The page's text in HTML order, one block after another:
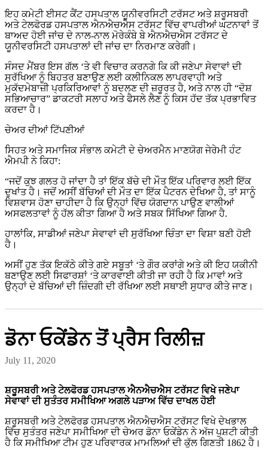
ਇਹ ਕਮੇਟੀ ਈਸਟ ਕੈਂਟ ਹਸਪਤਾਲ ਯੂਨੀਵਰਸਿਟੀ ਟਰੱਸਟ ਅਤੇ ਸ਼ਰੂਸਬਰੀ
ਅਤੇ ਟੇਲਫੋਰਡ ਹਸਪਤਾਲ ਐਨਐਚਐਸ ਟਰੱਸਟ ਵਿੱਚ ਵਾਪਰੀਆਂ ਘਟਨਾਵਾਂ ਤੋਂ
ਬਾਅਦ ਹੋਈ ਜਾਂਚ ਦੇ ਨਾਲ-ਨਾਲ ਮੋਰੇਕੰਬੇ ਬੇ ਐਨਐਚਐਸ ਟਰੱਸਟ ਦੇ
ਯੂਨੀਵਰਸਿਟੀ ਹਸਪਤਾਲਾਂ ਦੀ ਜਾਂਚ ਦਾ ਨਿਰਮਾਣ ਕਰੇਗੀ।
ਸੰਸਦ ਮੈਂਬਰ ਇਸ ਗੱਲ ‘ਤੇ ਵੀ ਵਿਚਾਰ ਕਰਨਗੇ ਕਿ ਕੀ ਜਣੇਪਾ ਸੇਵਾਵਾਂ ਦੀ
ਸੁਰੱਖਿਆ ਨੂੰ ਬਿਹਤਰ ਬਣਾਉਣ ਲਈ ਕਲੀਨਿਕਲ ਲਾਪਰਵਾਹੀ ਅਤੇ
ਮੁਕੱਦਮੇਬਾਜ਼ੀ ਪ੍ਰਕਿਰਿਆਵਾਂ ਨੂੰ ਬਦਲਣ ਦੀ ਜ਼ਰੂਰਤ ਹੈ, ਅਤੇ ਨਾਲ ਹੀ “ਦੋਸ਼
ਸਭਿਆਚਾਰ” ਡਾਕਟਰੀ ਸਲਾਹ ਅਤੇ ਫੈਸਲੇ ਲੈਣ ਨੂੰ ਕਿਸ ਹੱਦ ਤੱਕ ਪ੍ਰਭਾਵਿਤ
ਕਰਦਾ ਹੈ।
ਚੇਅਰ ਦੀਆਂ ਟਿੱਪਣੀਆਂ
ਸਿਹਤ ਅਤੇ ਸਮਾਜਿਕ ਸੰਭਾਲ ਕਮੇਟੀ ਦੇ ਚੇਅਰਮੈਨ ਮਾਣਯੋਗ ਜੇਰੇਮੀ ਹੰਟ
ਐਮਪੀ ਨੇ ਕਿਹਾ:
“ਜਦੋਂ ਕੁਝ ਗਲਤ ਹੋ ਜਾਂਦਾ ਹੈ ਤਾਂ ਇੱਕ ਬੱਚੇ ਦੀ ਮੌਤ ਇੱਕ ਪਰਿਵਾਰ ਲਈ ਇੱਕ
ਦੁਖਾਂਤ ਹੈ। ਜਦੋਂ ਅਸੀਂ ਬੱਚਿਆਂ ਦੀ ਮੌਤ ਦਾ ਇੱਕ ਪੈਟਰਨ ਦੇਖਿਆ ਹੈ, ਤਾਂ ਸਾਨੂੰ
ਵਿਸ਼ਵਾਸ ਹੋਣਾ ਚਾਹੀਦਾ ਹੈ ਕਿ ਉਨ੍ਹਾਂ ਵਿੱਚ ਯੋਗਦਾਨ ਪਾਉਣ ਵਾਲੀਆਂ
ਅਸਫਲਤਾਵਾਂ ਨੂੰ ਹੱਲ ਕੀਤਾ ਗਿਆ ਹੈ ਅਤੇ ਸਬਕ ਸਿੱਖਿਆ ਗਿਆ ਹੈ.
ਹਾਲਾਂਕਿ, ਸਾਡੀਆਂ ਜਣੇਪਾ ਸੇਵਾਵਾਂ ਦੀ ਸੁਰੱਖਿਆ ਚਿੰਤਾ ਦਾ ਵਿਸ਼ਾ ਬਣੀ ਹੋਈ
ਹੈ।
ਅਸੀਂ ਹੁਣ ਤੱਕ ਇਕੱਠੇ ਕੀਤੇ ਗਏ ਸਬੂਤਾਂ ‘ਤੇ ਗੌਰ ਕਰਾਂਗੇ ਅਤੇ ਕੀ ਇਹ ਯਕੀਨੀ
ਬਣਾਉਣ ਲਈ ਸਿਫਾਰਸ਼ਾਂ ‘ਤੇ ਕਾਰਵਾਈ ਕੀਤੀ ਜਾ ਰਹੀ ਹੈ ਕਿ ਮਾਵਾਂ ਅਤੇ
ਉਨ੍ਹਾਂ ਦੇ ਬੱਚਿਆਂ ਦੀ ਜ਼ਿੰਦਗੀ ਦੀ ਰੱਖਿਆ ਲਈ ਸਥਾਈ ਸੁਧਾਰ ਕੀਤੇ ਜਾਣ।
ਡੋਨਾ ਓਕੇਂਡੇਨ ਤੋਂ ਪ੍ਰੈਸ ਰਿਲੀਜ਼
July 11, 2020
ਸ਼ਰੂਸਬਰੀ ਅਤੇ ਟੇਲਫੋਰਡ ਹਸਪਤਾਲ ਐਨਐਚਐਸ ਟਰੱਸਟ ਵਿਖੇ ਜਣੇਪਾ
ਸੇਵਾਵਾਂ ਦੀ ਸੁਤੰਤਰ ਸਮੀਖਿਆ ਅਗਲੇ ਪੜਾਅ ਵਿੱਚ ਦਾਖਲ ਹੋਈ
ਸ਼ਰੂਸਬਰੀ ਅਤੇ ਟੇਲਫੋਰਡ ਹਸਪਤਾਲ ਐਨਐਚਐਸ ਟਰੱਸਟ ਵਿਖੇ ਦੇਖਭਾਲ
ਵਿੱਚ ਸੁਤੰਤਰ ਜਣੇਪਾ ਸਮੀਖਿਆ ਦੀ ਚੇਅਰ ਡੋਨਾ ਓਕੇਂਡੇਨ ਨੇ ਅੱਜ ਪੁਸ਼ਟੀ ਕੀਤੀ
ਹੈ ਕਿ ਸਮੀਖਿਆ ਟੀਮ ਹੁਣ ਪਰਿਵਾਰਕ ਮਾਮਲਿਆਂ ਦੀ ਕੁੱਲ ਗਿਣਤੀ 1862 ਹੈ।